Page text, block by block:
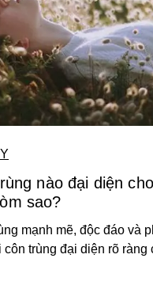
nào đại diện
sao?
mạnh mẽ, độc đáo và
côn trùng đại diện rõ ràng